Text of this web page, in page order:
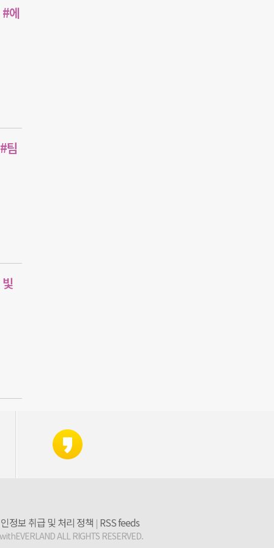
에
팀
정보 취급 및 처리 정책 | RSS feeds
ALL RIGHTS RESERVED.